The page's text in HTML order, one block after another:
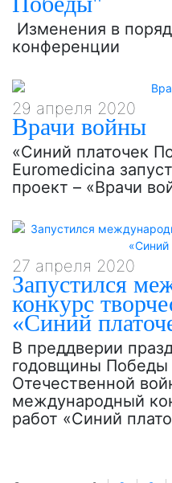
Изменения в
конференции
29 апреля 2020
Врачи войны
«Синий платочек
Euromedicina
проект – «Врачи
27 апреля 2020
Запустился
конкурс
«Синий
В преддверии
годовщины Победы
Отечественной
международный
работ «Синий